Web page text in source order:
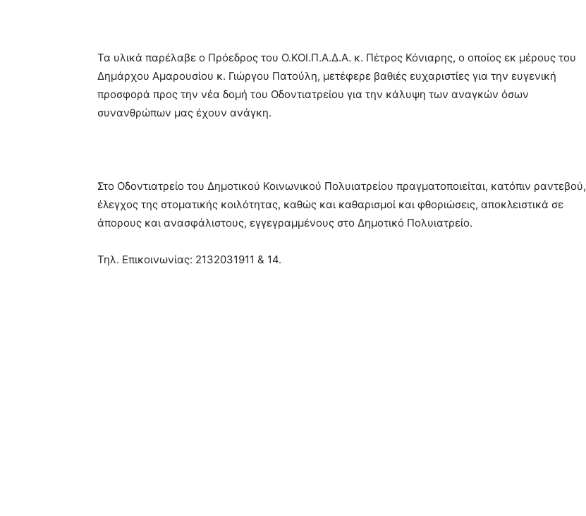
Τα υλικά παρέλαβε ο Πρόεδρος του Ο.ΚΟΙ.Π.Α.Δ.Α. κ. Πέτρος Κόνιαρης, ο οποίος εκ μέρους του
Δημάρχου Αμαρουσίου κ. Γιώργου Πατούλη, μετέφερε βαθιές ευχαριστίες για την ευγενική
προσφορά προς την νέα δομή του Οδοντιατρείου για την κάλυψη των αναγκών όσων
συνανθρώπων μας έχουν ανάγκη.
Στο Οδοντιατρείο του Δημοτικού Κοινωνικού Πολυιατρείου πραγματοποιείται, κατόπιν ραντεβού,
έλεγχος της στοματικής κοιλότητας, καθώς και καθαρισμοί και φθοριώσεις, αποκλειστικά σε
άπορους και ανασφάλιστους, εγγεγραμμένους στο Δημοτικό Πολυιατρείο.
Τηλ. Επικοινωνίας: 2132031911 & 14.